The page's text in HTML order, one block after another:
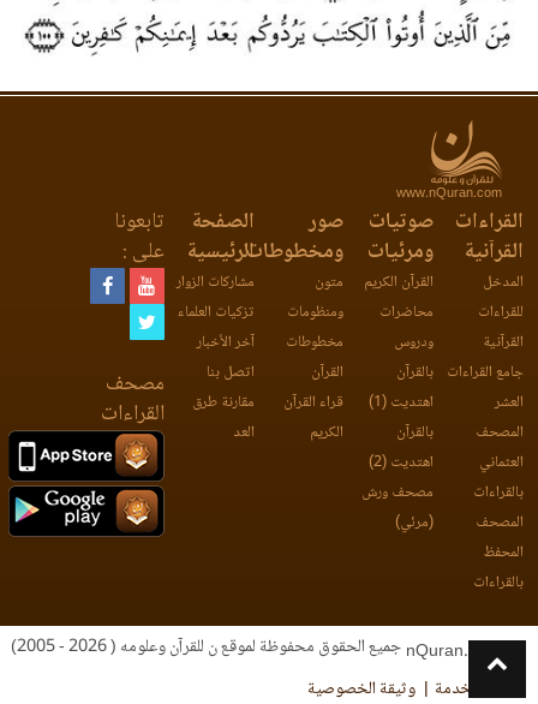
www.nQuran.com
القراءات
القرآنية
المدخل
للقراءات
القرآنية
جامع القراءات
العشر
المصحف
العثماني
بالقراءات
المصحف
المحفظ
بالقراءات
صوتيات
ومرئيات
القرآن الكريم
محاضرات
ودروس
بالقرآن
اهتديت (1)
بالقرآن
اهتديت (2)
مصحف ورش
(مرئي)
صور
ومخطوطات
متون
ومنظومات
مخطوطات
القرآن
قراء القرآن
الكريم
الصفحة
الرئيسية
مشاركات الزوار
تزكيات العلماء
آخر الأخبار
اتصل بنا
مقارنة طرق
العد
تابعونا
على :
مصحف
القراءات
جميع الحقوق محفوظة لموقع ن للقرآن وعلومه ( 2026 - 2005)
اتفاقية الخدمة
وثيقة الخصوصية